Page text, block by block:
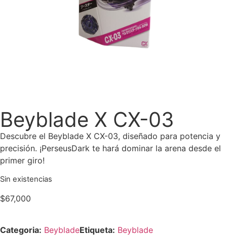
Beyblade X CX-03
Descubre el Beyblade X CX-03, diseñado para potencia y
precisión. ¡PerseusDark te hará dominar la arena desde el
primer giro!
Sin existencias
$67,000
Categoria: BeybladeEtiqueta: Beyblade